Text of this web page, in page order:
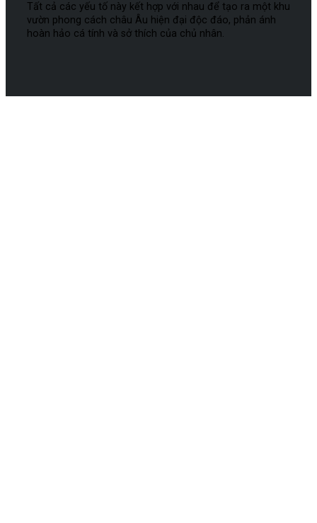
Tất cả các yếu tố này kết hợp với nhau để tạo ra một khu
vườn phong cách châu Âu hiện đại độc đáo, phản ánh
hoàn hảo cá tính và sở thích của chủ nhân.